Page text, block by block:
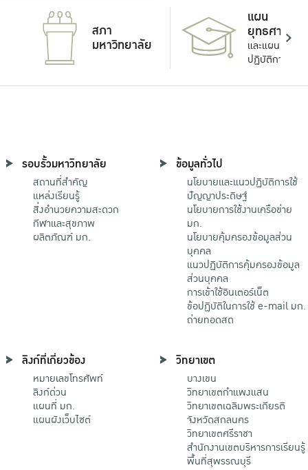
สภา
มหาวิทยาลัย
แผน
ยุทธศาสตร์
และแผน
ปฏิบัติการ
รอบรั้วมหาวิทยาลัย
สถานที่สำคัญ
แหล่งเรียนรู้
สิ่งอำนวยความสะดวก
กีฬาและสุขภาพ
ผลิตภัณฑ์ มก.
ข้อมูลทั่วไป
นโยบายและแนวปฏิบัติการใช้
ปัญญาประดิษฐ์
นโยบายการใช้งานเครือข่าย
มก.
นโยบายคุ้มครองข้อมูลส่วน
บุคคล
แนวปฏิบัติการคุ้มครองข้อมูล
ส่วนบุคคล
การเข้าใช้อินเตอร์เน็ต
ข้อปฏิบัติในการใช้ e-mail มก.
ถ่ายทอดสด
ลิงก์ที่เกี่ยวข้อง
หมายเลขโทรศัพท์
ลิงก์ด่วน
แผนที่ มก.
แผนผังเว็บไซต์
วิทยาเขต
บางเขน
วิทยาเขตกําแพงแสน
วิทยาเขตเฉลิมพระเกียรติ
จังหวัดสกลนคร
วิทยาเขตศรีราชา
สำนักงานเขตบริหารการเรียนรู้
พื้นที่สุพรรณบุรี